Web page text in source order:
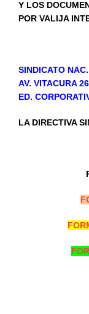
Y LOS
POR VALIJA
SINDICATO
AV. VITACURA
ED.
LA DIRECTIVA